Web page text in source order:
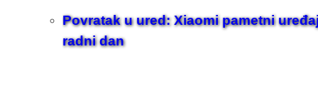
Povratak u ured: Xiaomi pametni
radni dan